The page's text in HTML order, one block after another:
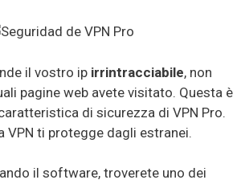
il vostro ip irrintracciabile, non
pagine web avete visitato. Questa è
di sicurezza di VPN Pro.
VPN ti protegge dagli estranei.
il software, troverete uno dei